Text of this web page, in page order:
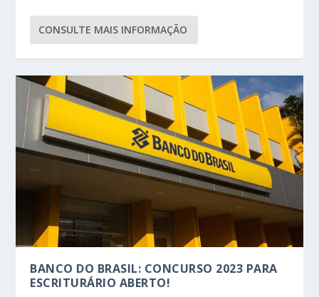
CONSULTE MAIS INFORMAÇÃO
BANCO DO BRASIL: CONCURSO 2023 PARA
ESCRITURÁRIO ABERTO!